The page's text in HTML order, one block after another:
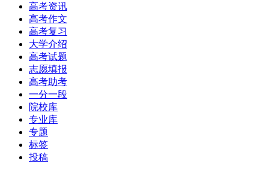
高考资讯
高考作文
高考复习
大学介绍
高考试题
志愿填报
高考助考
一分一段
院校库
专业库
专题
标签
投稿